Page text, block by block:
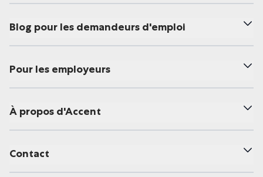
Blog pour les demandeurs d'emploi
Pour les employeurs
À propos d'Accent
Contact